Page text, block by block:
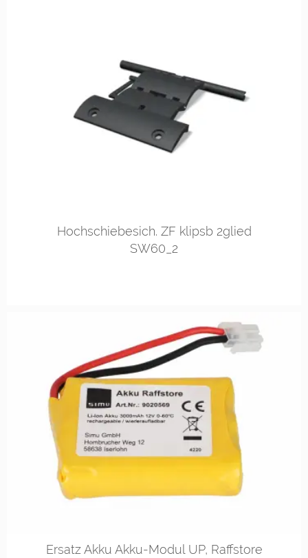
Hochschiebesich. ZF klipsb 2glied
SW60_2
Ersatz Akku Akku-Modul UP, Raffstore